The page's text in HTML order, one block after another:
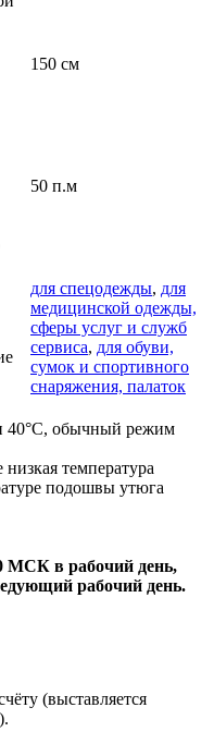
150 см
50 п.м
для спецодежды, для
медицинской одежды,
сферы услуг и служб
сервиса, для обуви,
сумок и спортивного
снаряжения, палаток
40°C, обычный режим
температура
подошвы утюга
МСК в рабочий день,
рабочий день.
(выставляется